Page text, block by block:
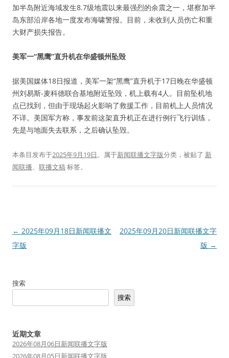
加半岛附近海域发生8.7级地震以来最强烈的余震之一， 堪察加半
岛东部沿岸各地一度发布海啸警报。目前，未收到人员伤亡和重
大财产损失报告。
美军一“黑鹰”直升机在华盛顿州坠毁
据美国媒体18日报道，美军一架“黑鹰”直升机于17日晚在华盛顿
州刘易斯-麦科德联合基地附近坠毁，机上载有4人。目前坠机地
点已找到，但由于现场起火影响了救援工作，目前机上人员情况
不详。美国军方称，事发前这架直升机正在进行例行飞行训练，
先是与地面失去联系，之后确认坠毁。
本条目发布于2025年9月19日。属于新闻联播文字版分类，被贴了 新
闻联播、 联播文稿标签。
文
章
← 2025年09月18日新闻联播文
字版
2025年09月20日新闻联播文字
版 →
搜索
搜索
近期文章
2026年08月06日新闻联播文字版
2026年08月05日新闻联播文字版